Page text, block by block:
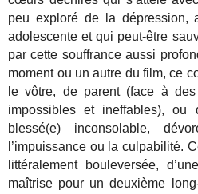
peu exploré de la dépression,
adolescente et qui peut-être
par cette souffrance aussi
moment ou un autre du film, ce
le vôtre, de parent (face à
impossibles et ineffables),
blessé(e) inconsolable,
l’impuissance ou la culpabilité.
littéralement bouleversée,
maîtrise pour un deuxième